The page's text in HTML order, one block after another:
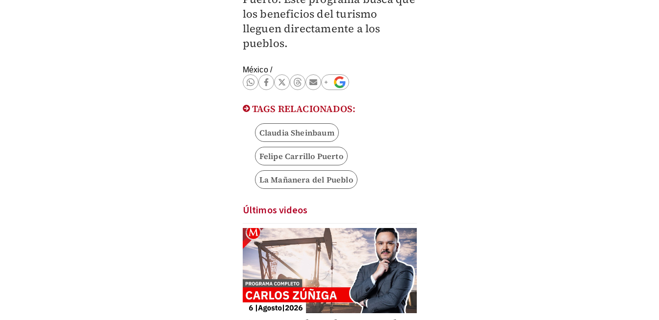
los beneficios del turismo
lleguen directamente a los
pueblos.
México/
TAGS RELACIONADOS:
Claudia Sheinbaum
Felipe Carrillo Puerto
La Mañanera del Pueblo
Últimos videos